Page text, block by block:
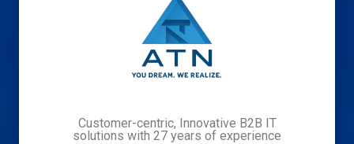
Customer-centric, Innovative B2B IT
solutions with 27 years of experience